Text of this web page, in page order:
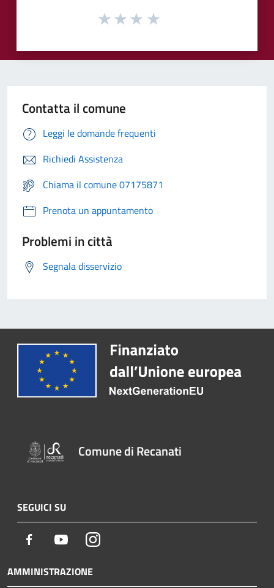
Contatta il comune
Leggi le domande frequenti
Richiedi Assistenza
Chiama il comune 07175871
Prenota un appuntamento
Problemi in città
Segnala disservizio
Comune di Recanati
SEGUICI SU
Facebook YoutubeInstagram
AMMINISTRAZIONE